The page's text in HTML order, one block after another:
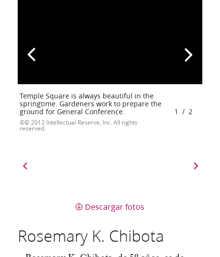
Temple Square is always beautiful in the
springtime. Gardeners work to prepare the
ground for General Conference.
© 2012 Intellectual Reserve, Inc. All rights
reserved.
1 / 2
Descargar fotos
Rosemary K. Chibota